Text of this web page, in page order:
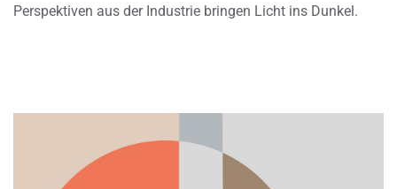
Perspektiven aus der Industrie bringen Licht ins Dunkel.